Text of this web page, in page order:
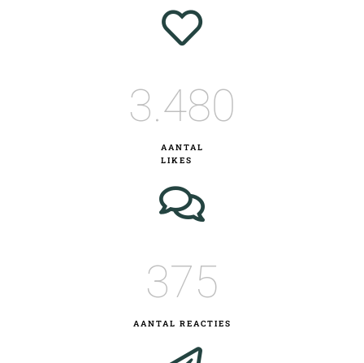
AANTAL
LIKES
3.480
AANTAL REACTIES
375